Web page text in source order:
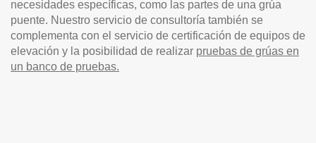
necesidades específicas, como las partes de una grúa
puente. Nuestro servicio de consultoría también se
complementa con el servicio de certificación de equipos de
elevación y la posibilidad de realizar pruebas de grúas en
un banco de pruebas.